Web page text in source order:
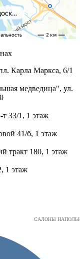
Карла Маркса, 6/1
медведица", ул.
33/1, 1 этаж
41/б, 1 этаж
тракт 180, 1 этаж
1 этаж
САЛОНЫ